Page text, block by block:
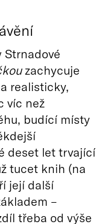
Strnadové
zachycuje
realisticky,
víc než
budící místy
deset let trvající
tucet knih (na
její další
–
třeba od výše